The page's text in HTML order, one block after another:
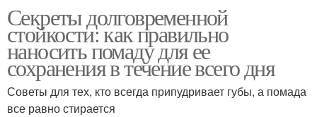
Секреты долговременной
стойкости: как правильно
наносить помаду для ее
сохранения в течение всего дня
Советы для тех, кто всегда припудривает губы, а помада
все равно стирается